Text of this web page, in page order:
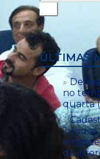
ÚLTIMAS
no
quarta
Jundiaí
de